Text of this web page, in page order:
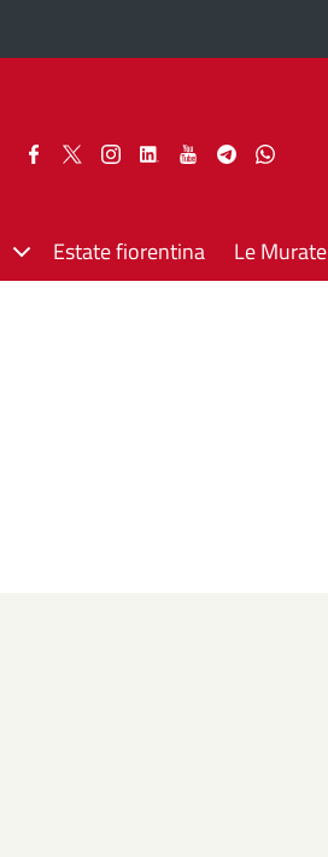
Seguici SeguiciSeguici Seguici SeguiciSeguiciSeguici
Estate fiorentina Le Murate